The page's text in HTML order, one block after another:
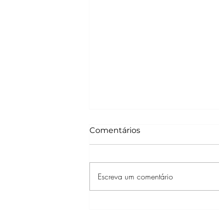
Comentários
Escreva um comentário